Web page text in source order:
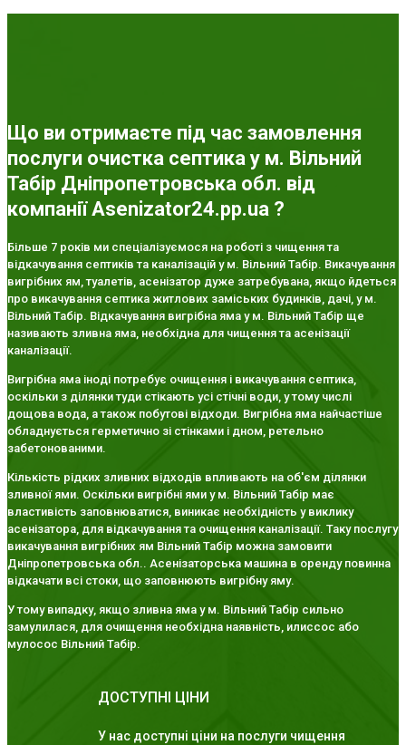
Що ви отримаєте під час замовлення
послуги очистка септика у м. Вільний
Табір Дніпропетровська обл. від
компанії Asenizator24.pp.ua ?
Більше 7 років ми спеціалізуємося на роботі з чищення та
відкачування септиків та каналізацій у м. Вільний Табір. Викачування
вигрібних ям, туалетів, асенізатор дуже затребувана, якщо йдеться
про викачування септика житлових заміських будинків, дачі, у м.
Вільний Табір. Відкачування вигрібна яма у м. Вільний Табір ще
називають зливна яма, необхідна для чищення та асенізації
каналізації.
Вигрібна яма іноді потребує очищення і викачування септика,
оскільки з ділянки туди стікають усі стічні води, у тому числі
дощова вода, а також побутові відходи. Вигрібна яма найчастіше
обладнується герметично зі стінками і дном, ретельно
забетонованими.
Кількість рідких зливних відходів впливають на об'єм ділянки
зливної ями. Оскільки вигрібні ями у м. Вільний Табір має
властивість заповнюватися, виникає необхідність у виклику
асенізатора, для відкачування та очищення каналізації. Таку послугу
викачування вигрібних ям Вільний Табір можна замовити
Дніпропетровська обл.. Асенізаторська машина в оренду повинна
відкачати всі стоки, що заповнюють вигрібну яму.
У тому випадку, якщо зливна яма у м. Вільний Табір сильно
замулилася, для очищення необхідна наявність, илиссос або
мулосос Вільний Табір.
ДОСТУПНІ ЦІНИ
У нас доступні ціни на послуги чищення